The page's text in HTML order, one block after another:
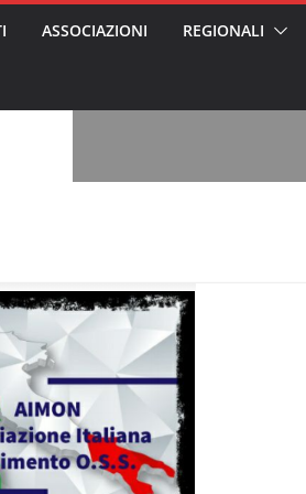
l’analisi di
per gli oss?”
partecipazione
abusi
agli
di riposo
ASSOCIAZIONI REGIONALI